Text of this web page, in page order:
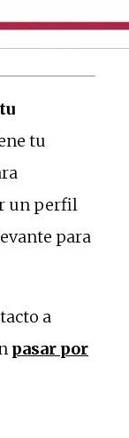
tu
tu
un perfil
para
a
pasar por